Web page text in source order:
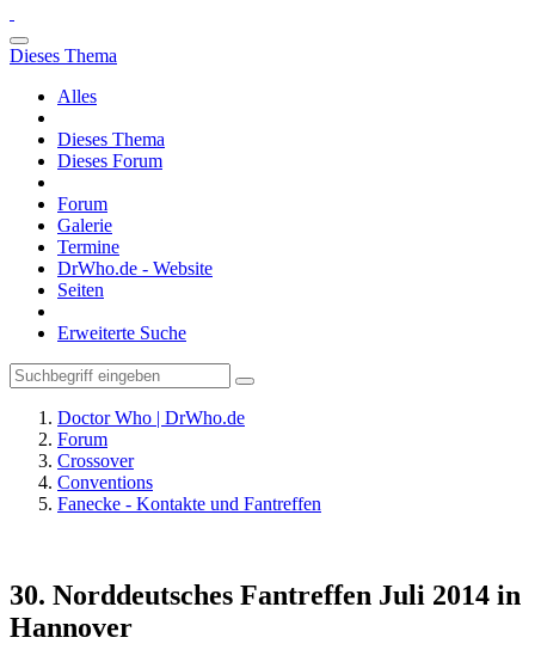
Dieses Thema
Alles
Dieses Thema
Dieses Forum
Forum
Galerie
Termine
DrWho.de - Website
Seiten
Erweiterte Suche
Doctor Who | DrWho.de
Forum
Crossover
Conventions
Fanecke - Kontakte und Fantreffen
30. Norddeutsches Fantreffen Juli 2014 in
Hannover